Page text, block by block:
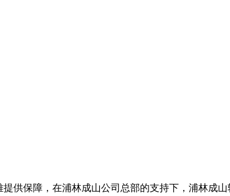
供保障，在浦林成山公司总部的支持下，浦林成